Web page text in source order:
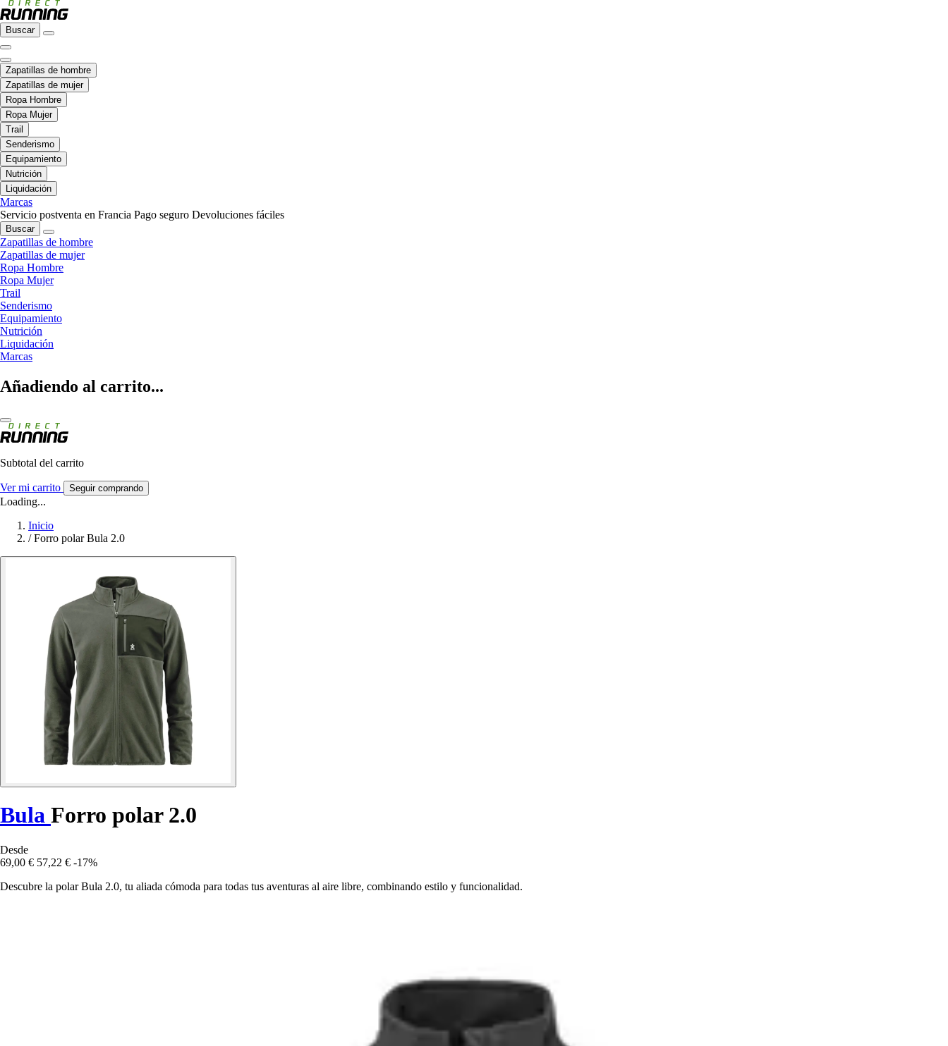
Buscar
Zapatillas de hombre
Zapatillas de mujer
Ropa Hombre
Ropa Mujer
Trail
Senderismo
Equipamiento
Nutrición
Liquidación
Marcas
Servicio postventa en Francia Pago seguro Devoluciones fáciles
Buscar
Zapatillas de hombre
Zapatillas de mujer
Ropa Hombre
Ropa Mujer
Trail
Senderismo
Equipamiento
Nutrición
Liquidación
Marcas
Añadiendo al carrito...
Subtotal del carrito
Ver mi carrito Seguir comprando
Loading...
Inicio
/ Forro polar Bula 2.0
Bula Forro polar 2.0
Desde
69,00 € 57,22 € -17%
Descubre la polar Bula 2.0, tu aliada cómoda para todas tus aventuras al aire libre, combinando estilo y funcionalidad.